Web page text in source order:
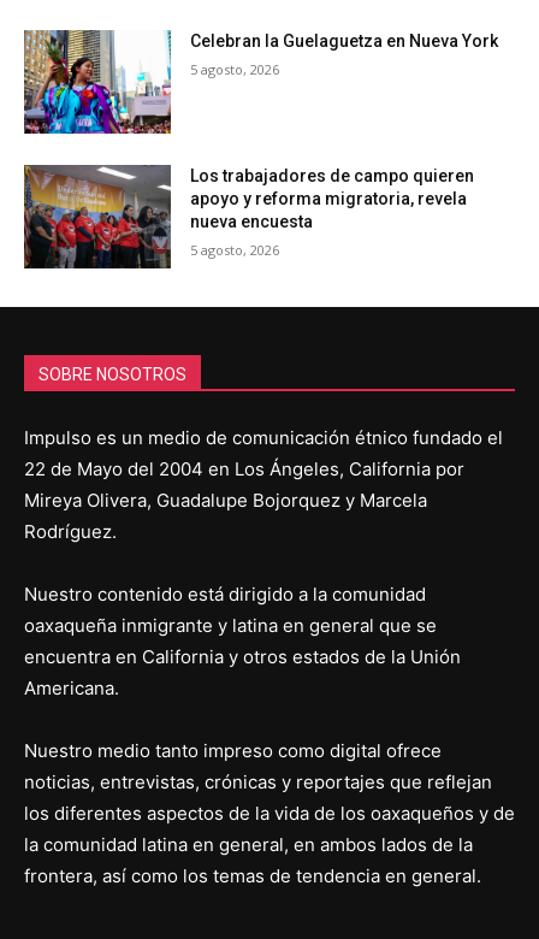
Celebran la Guelaguetza en Nueva York
5 agosto, 2026
Los trabajadores de campo quieren
apoyo y reforma migratoria, revela
nueva encuesta
5 agosto, 2026
SOBRE NOSOTROS
Impulso es un medio de comunicación étnico fundado el
22 de Mayo del 2004 en Los Ángeles, California por
Mireya Olivera, Guadalupe Bojorquez y Marcela
Rodríguez.
Nuestro contenido está dirigido a la comunidad
oaxaqueña inmigrante y latina en general que se
encuentra en California y otros estados de la Unión
Americana.
Nuestro medio tanto impreso como digital ofrece
noticias, entrevistas, crónicas y reportajes que reflejan
los diferentes aspectos de la vida de los oaxaqueños y de
la comunidad latina en general, en ambos lados de la
frontera, así como los temas de tendencia en general.